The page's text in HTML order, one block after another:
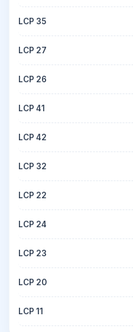
LCP 35
LCP 27
LCP 26
LCP 41
LCP 42
LCP 32
LCP 22
LCP 24
LCP 23
LCP 20
LCP 11